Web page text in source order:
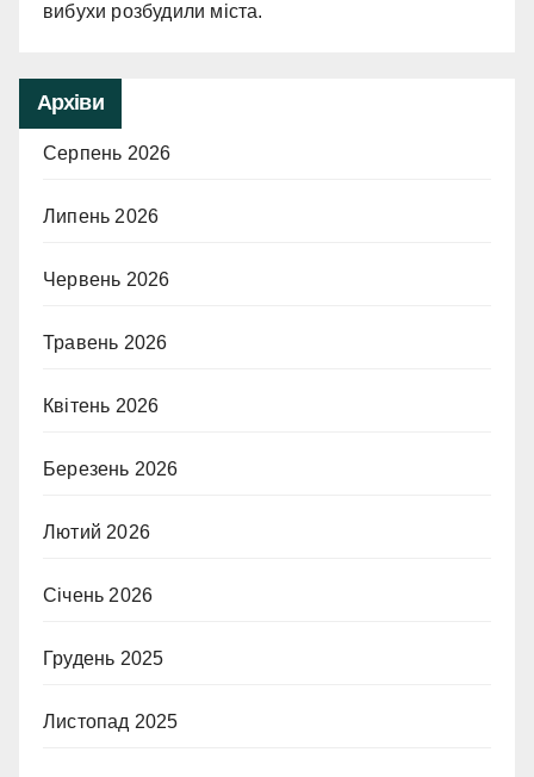
вибухи розбудили міста.
Архіви
Серпень 2026
Липень 2026
Червень 2026
Травень 2026
Квітень 2026
Березень 2026
Лютий 2026
Січень 2026
Грудень 2025
Листопад 2025